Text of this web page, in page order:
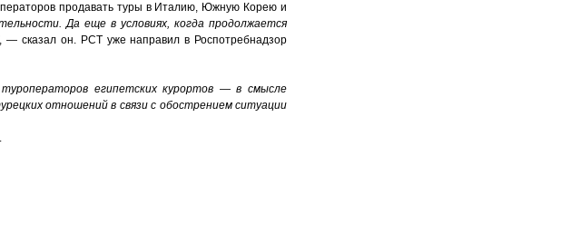
продавать туры в Италию, Южную Корею и
Да еще в условиях, когда продолжается
, — сказал он. РСТ уже направил в Роспотребнадзор
египетских курортов — в смысле
отношений в связи с обострением ситуации